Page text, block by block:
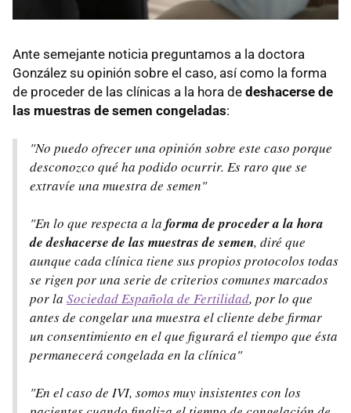
Ante semejante noticia preguntamos a la doctora
González su opinión sobre el caso, así como la forma
de proceder de las clínicas a la hora de deshacerse de
las muestras de semen congeladas:
"No puedo ofrecer una opinión sobre este caso porque
desconozco qué ha podido ocurrir. Es raro que se
extravíe una muestra de semen"
"En lo que respecta a la forma de proceder a la hora
de deshacerse de las muestras de semen, diré que
aunque cada clínica tiene sus propios protocolos todas
se rigen por una serie de criterios comunes marcados
por la Sociedad Española de Fertilidad, por lo que
antes de congelar una muestra el cliente debe firmar
un consentimiento en el que figurará el tiempo que ésta
permanecerá congelada en la clínica"
"En el caso de IVI, somos muy insistentes con los